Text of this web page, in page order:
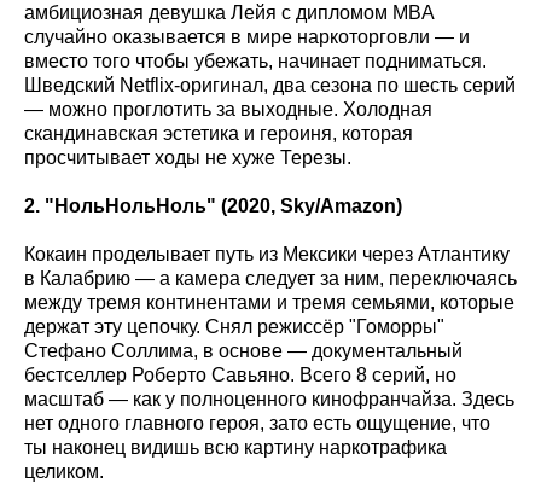
амбициозная девушка Лейя с дипломом MBA
случайно оказывается в мире наркоторговли — и
вместо того чтобы убежать, начинает подниматься.
Шведский Netflix-оригинал, два сезона по шесть серий
— можно проглотить за выходные. Холодная
скандинавская эстетика и героиня, которая
просчитывает ходы не хуже Терезы.
2. "НольНольНоль" (2020, Sky/Amazon)
Кокаин проделывает путь из Мексики через Атлантику
в Калабрию — а камера следует за ним, переключаясь
между тремя континентами и тремя семьями, которые
держат эту цепочку. Снял режиссёр "Гоморры"
Стефано Соллима, в основе — документальный
бестселлер Роберто Савьяно. Всего 8 серий, но
масштаб — как у полноценного кинофранчайза. Здесь
нет одного главного героя, зато есть ощущение, что
ты наконец видишь всю картину наркотрафика
целиком.